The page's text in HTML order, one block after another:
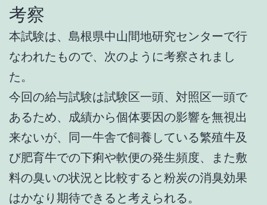
考察
本試験は、島根県中山間地研究センターで行
なわれたもので、次のように考察されまし
た。
今回の給与試験は試験区一頭、対照区一頭で
あるため、成績から個体要因の影響を無視出
来ないが、同一牛舎で飼養している繁殖牛及
び肥育牛での下痢や軟便の発生頻度、また敷
料の臭いの状況と比較すると粉炭の消臭効果
はかなり期待できると考えられる。